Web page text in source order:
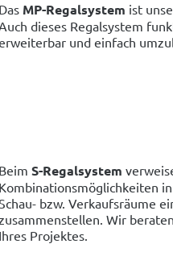
Das MP-Regalsystem ist
dieses Regalsystem
und einfach
Beim S-Regalsystem
Kombinationsmöglichkeiten
bzw. Verkaufsräume
Wir
Ihres Projektes.